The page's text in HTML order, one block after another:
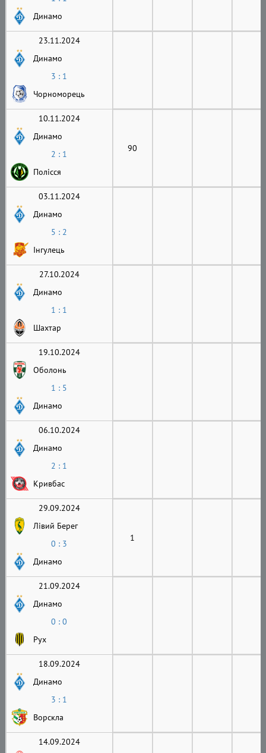
Динамо
23.11.2024
Динамо
3 : 1
Чорноморець
10.11.2024
Динамо
2 : 1
Полісся
90
03.11.2024
Динамо
5 : 2
Інгулець
27.10.2024
Динамо
1 : 1
Шахтар
19.10.2024
Оболонь
1 : 5
Динамо
06.10.2024
Динамо
2 : 1
Кривбас
29.09.2024
Лівий Берег
0 : 3
Динамо
1
21.09.2024
Динамо
0 : 0
Рух
18.09.2024
Динамо
3 : 1
Ворскла
14.09.2024